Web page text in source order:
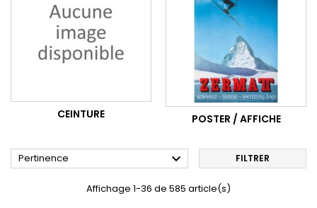
CEINTURE POSTER / AFFICHE
Pertinence  FILTRER
Affichage 1-36 de 585 article(s)